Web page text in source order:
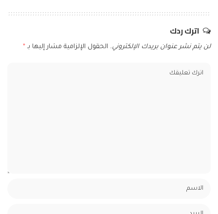
اترك ردك
لن يتم نشر عنوان بريدك الإلكتروني. الحقول الإلزامية مشار إليها بـ *